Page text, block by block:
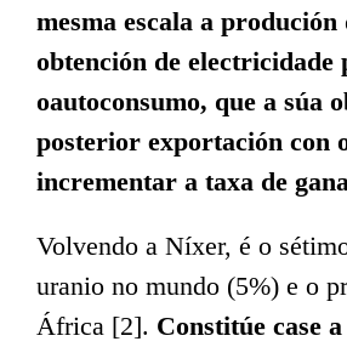
mesma escala a produción
obtención de electricidade
oautoconsumo, que a súa
posterior exportación con
incrementar a taxa de
Volvendo a Níxer, é o
uranio no mundo (5%) e o
África [2]. Constitúe case